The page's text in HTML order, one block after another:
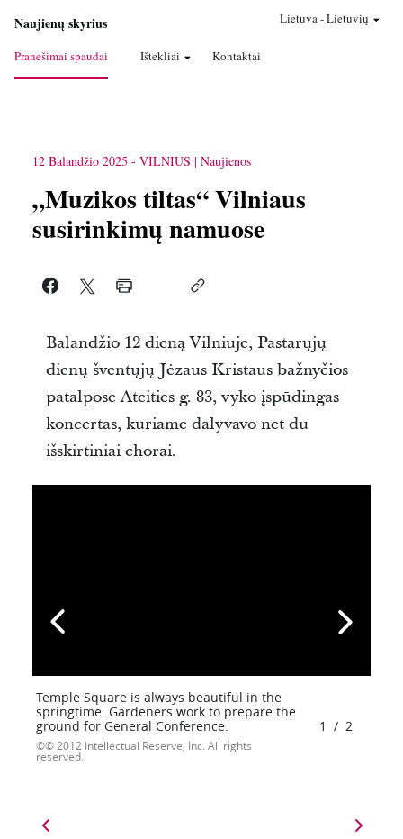
Naujienų skyrius
Pranešimai spaudai Ištekliai Kontaktai
Lietuva-Lietuvių
12 Balandžio 2025 - VILNIUS Naujienos
„Muzikos tiltas“ Vilniaus
susirinkimų namuose
Balandžio 12 dieną Vilniuje, Pastarųjų
dienų šventųjų Jėzaus Kristaus bažnyčios
patalpose Ateities g. 83, vyko įspūdingas
koncertas, kuriame dalyvavo net du
išskirtiniai chorai.
Temple Square is always beautiful in the
springtime. Gardeners work to prepare the
ground for General Conference.
© 2012 Intellectual Reserve, Inc. All rights
reserved.
1 / 2